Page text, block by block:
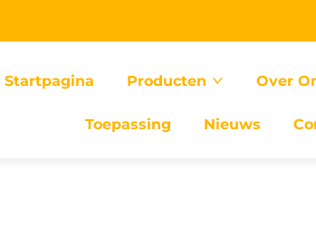
Startpagina Producten Over
Toepassing Nieuws